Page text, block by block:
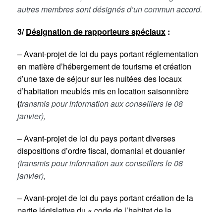
autres membres sont désignés d’un commun accord.
3/Désignation de rapporteurs spéciaux :
– Avant-projet de loi du pays portant réglementation
en matière d’hébergement de tourisme et création
d’une taxe de séjour sur les nuitées des locaux
d’habitation meublés mis en location saisonnière
(transmis pour information aux conseillers le 08
janvier),
– Avant-projet de loi du pays portant diverses
dispositions d’ordre fiscal, domanial et douanier
(transmis pour information aux conseillers le 08
janvier),
– Avant-projet de loi du pays portant création de la